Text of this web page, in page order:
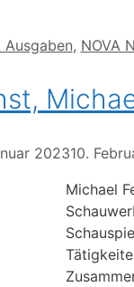
Ausgaben, NOVA
202310.
Michael